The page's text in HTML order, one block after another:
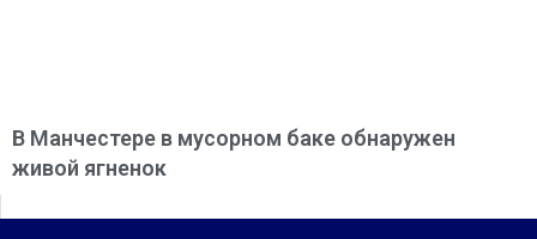
В Манчестере в мусорном баке обнаружен
живой ягненок